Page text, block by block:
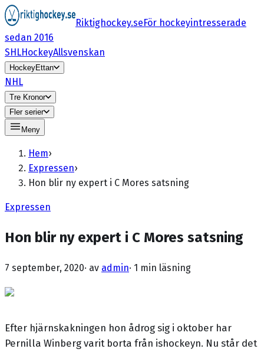
Riktighockey.seFör hockeyintresserade
sedan 2016
SHLHockeyAllsvenskan
HockeyEttan
NHL
Tre Kronor
Fler serier
Meny
Hem›
Expressen›
Hon blir ny expert i C Mores satsning
Expressen
Hon blir ny expert i C Mores satsning
7 september, 2020· av admin· 1 min läsning
Efter hjärnskakningen hon ådrog sig i oktober har
Pernilla Winberg varit borta från ishockeyn. Nu står det